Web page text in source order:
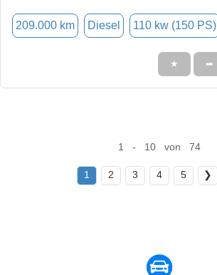
209.000 km Diesel 110 kw (150 PS)
★ ➦
1 - 10 von 74
1 2 3 4 5 ❯